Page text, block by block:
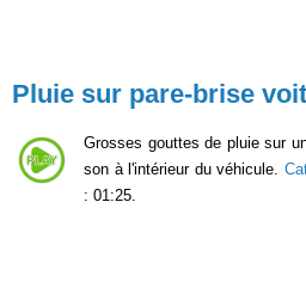
Pluie sur pare-brise
Grosses gouttes de pluie sur
son à l'intérieur du véhicule.
: 01:25.